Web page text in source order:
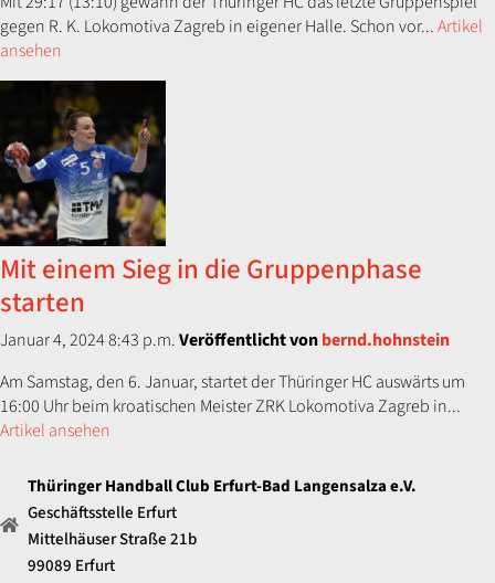
gegen R. K. Lokomotiva Zagreb in eigener Halle. Schon vor...Artikel
ansehen
Mit einem Sieg in die Gruppenphase
starten
Januar 4, 2024 8:43 p.m.Veröffentlicht vonbernd.hohnstein
Am Samstag, den 6. Januar, startet der Thüringer HC auswärts um
16:00 Uhr beim kroatischen Meister ZRK Lokomotiva Zagreb in...
Artikel ansehen
Thüringer Handball Club Erfurt-Bad Langensalza e.V.
Geschäftsstelle Erfurt
Mittelhäuser Straße 21b
99089 Erfurt